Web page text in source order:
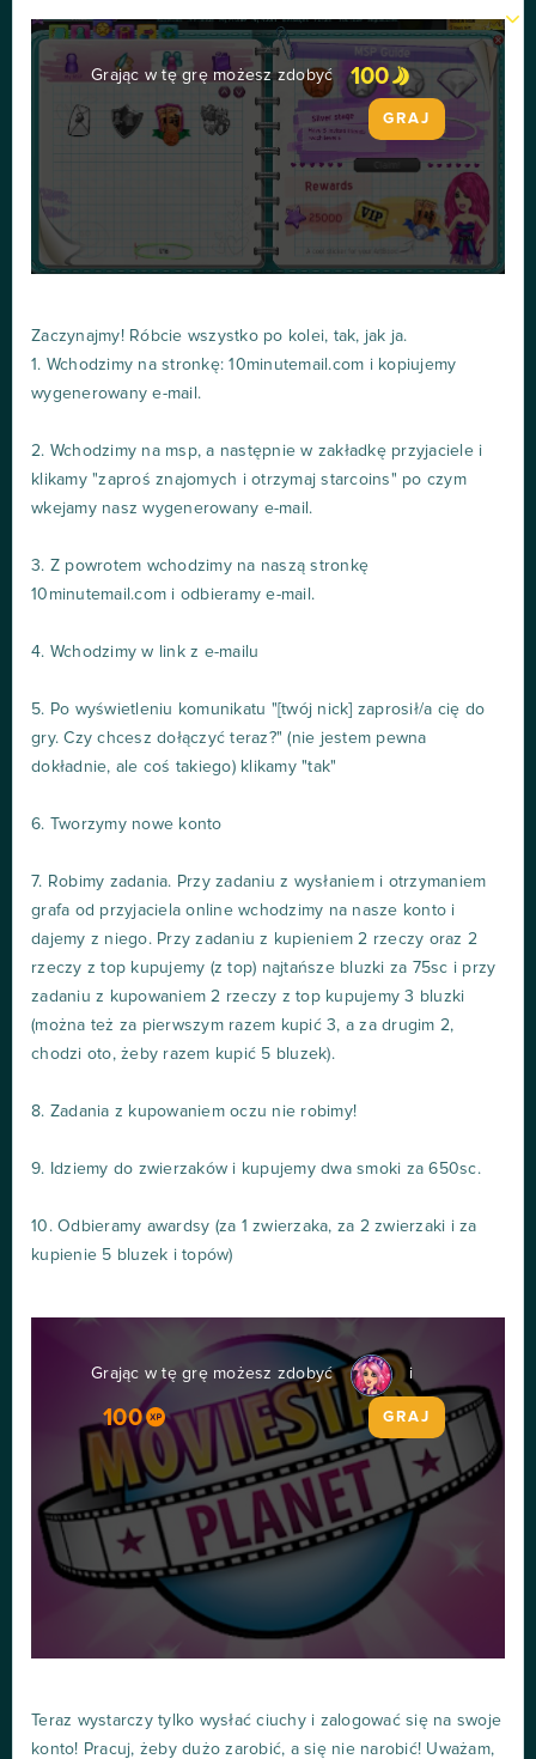
Grając w tę grę możesz zdobyć 100
GRAJ
Zaczynajmy! Róbcie wszystko po kolei, tak, jak ja.
1. Wchodzimy na stronkę: 10minutemail.com i kopiujemy
wygenerowany e-mail.
2. Wchodzimy na msp, a następnie w zakładkę przyjaciele i
klikamy "zaproś znajomych i otrzymaj starcoins" po czym
wkejamy nasz wygenerowany e-mail.
3. Z powrotem wchodzimy na naszą stronkę
10minutemail.com i odbieramy e-mail.
4. Wchodzimy w link z e-mailu
5. Po wyświetleniu komunikatu "[twój nick] zaprosił/a cię do
gry. Czy chcesz dołączyć teraz?" (nie jestem pewna
dokładnie, ale coś takiego) klikamy "tak"
6. Tworzymy nowe konto
7. Robimy zadania. Przy zadaniu z wysłaniem i otrzymaniem
grafa od przyjaciela online wchodzimy na nasze konto i
dajemy z niego. Przy zadaniu z kupieniem 2 rzeczy oraz 2
rzeczy z top kupujemy (z top) najtańsze bluzki za 75sc i przy
zadaniu z kupowaniem 2 rzeczy z top kupujemy 3 bluzki
(można też za pierwszym razem kupić 3, a za drugim 2,
chodzi oto, żeby razem kupić 5 bluzek).
8. Zadania z kupowaniem oczu nie robimy!
9. Idziemy do zwierzaków i kupujemy dwa smoki za 650sc.
10. Odbieramy awardsy (za 1 zwierzaka, za 2 zwierzaki i za
kupienie 5 bluzek i topów)
Grając w tę grę możesz zdobyć i
100 GRAJ
Teraz wystarczy tylko wysłać ciuchy i zalogować się na swoje
konto! Pracuj, żeby dużo zarobić, a się nie narobić! Uważam,